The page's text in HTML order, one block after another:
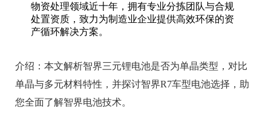
物资处理领域近十年，拥有专业分拣团队与合规
处置资质，致力为制造业企业提供高效环保的资
产循环解决方案。
介绍： 本文解析智界三元锂电池是否为单晶类型，对比
单晶与多元材料特性，并探讨智界R7车型电池选择，助
您全面了解智界电池技术。